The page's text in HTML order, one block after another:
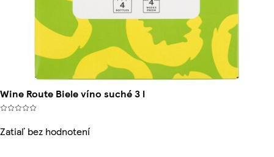
Wine Route Biele víno suché 3 l
Zatiaľ bez hodnotení